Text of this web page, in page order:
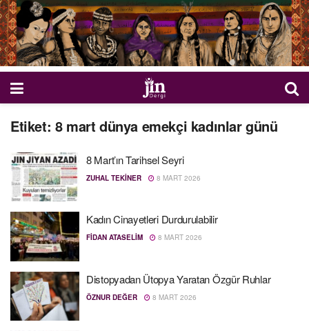
Etiket: 8 mart dünya emekçi kadınlar günü
8 Mart’ın Tarihsel Seyri
ZUHAL TEKINER 8 MART 2026
Kadın Cinayetleri Durdurulabilir
FIDAN ATASELIM 8 MART 2026
Distopyadan Ütopya Yaratan Özgür Ruhlar
ÖZNUR DEĞER 8 MART 2026